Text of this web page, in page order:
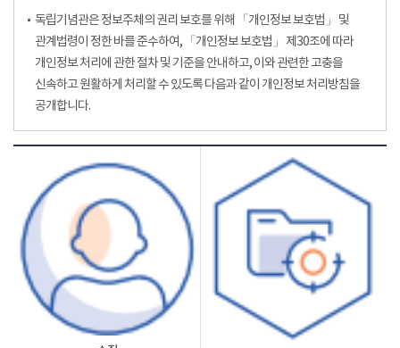
독립기념관은 정보주체의 권리 보호를 위해 「개인정보 보호법」 및
관계법령이 정한 바를 준수하여, 「개인정보 보호법」 제30조에 따라
개인정보 처리에 관한 절차 및 기준을 안내하고, 이와 관련한 고충을
신속하고 원활하게 처리할 수 있도록 다음과 같이 개인정보 처리방침을
공개합니다.